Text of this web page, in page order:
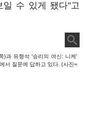
일 수 있게 됐다"고
)과 유형석 '승리의 여신: 니케'
서 질문에 답하고 있다. (사진=